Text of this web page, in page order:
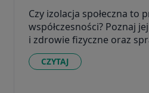
Czy izolacja społeczna to
współczesności? Poznaj
i zdrowie fizyczne oraz
CZYTAJ